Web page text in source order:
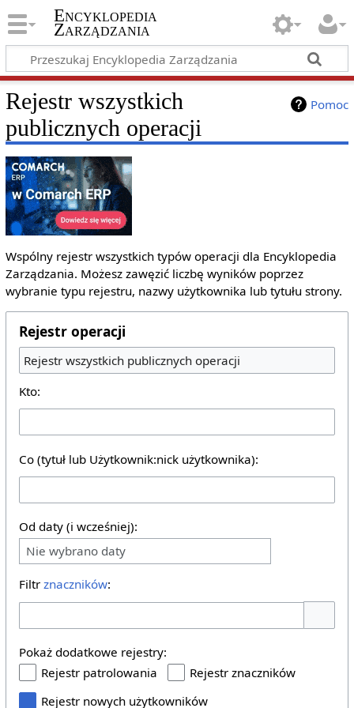
Encyklopedia
Zarządzania
Pomoc
Rejestr wszystkich
publicznych operacji
Wspólny rejestr wszystkich typów operacji dla Encyklopedia
Zarządzania. Możesz zawęzić liczbę wyników poprzez
wybranie typu rejestru, nazwy użytkownika lub tytułu strony.
Rejestr operacji
Rejestr wszystkich publicznych operacji
Kto:
Co (tytuł lub Użytkownik:nick użytkownika):
Od daty (i wcześniej):
Nie wybrano daty
Filtr znaczników:
Pokaż dodatkowe rejestry:
Rejestr patrolowania
Rejestr znaczników
Rejestr nowych użytkowników